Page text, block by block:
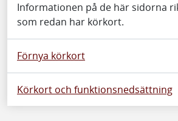
Informationen på de här sidorna
som redan har körkort.
Förnya körkort
Körkort och funktionsnedsättning